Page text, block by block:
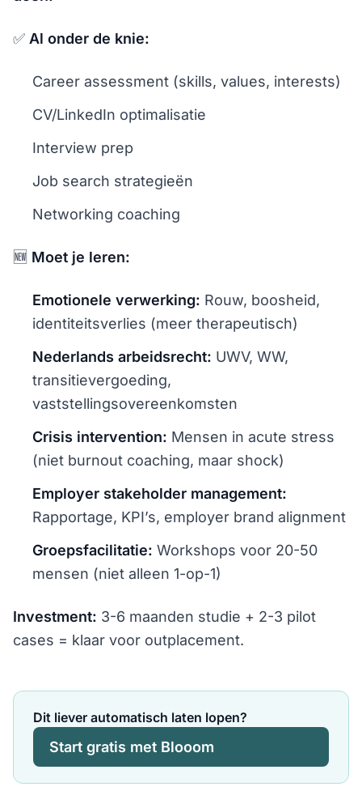
✅ Al onder de knie:
Career assessment (skills, values, interests)
CV/LinkedIn optimalisatie
Interview prep
Job search strategieën
Networking coaching
🆕 Moet je leren:
Emotionele verwerking: Rouw, boosheid,
identiteitsverlies (meer therapeutisch)
Nederlands arbeidsrecht: UWV, WW,
transitievergoeding,
vaststellingsovereenkomsten
Crisis intervention: Mensen in acute stress
(niet burnout coaching, maar shock)
Employer stakeholder management:
Rapportage, KPI’s, employer brand alignment
Groepsfacilitatie: Workshops voor 20-50
mensen (niet alleen 1-op-1)
Investment: 3-6 maanden studie + 2-3 pilot
cases = klaar voor outplacement.
Dit liever automatisch laten lopen?
Start gratis met Blooom